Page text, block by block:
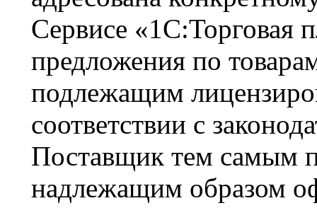
Сервисе «1С:Торговая
предложения по
подлежащим
соответствии с
Поставщик тем самым
надлежащим образом